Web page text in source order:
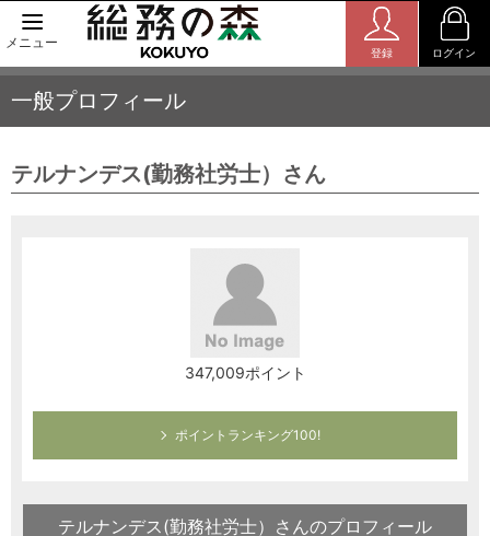
メニュー
登録 ログイン
一般プロフィール
テルナンデス(勤務社労士）さん
347,009ポイント
ポイントランキング100!
テルナンデス(勤務社労士）さんのプロフィール